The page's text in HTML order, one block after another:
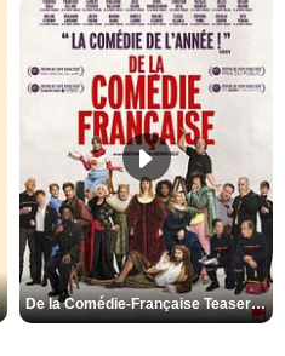
De la Comédie-Française Teaser VF